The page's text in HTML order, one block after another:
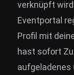
verknüpft
Eventportal
Profil mit
hast sofort
aufgeladenes